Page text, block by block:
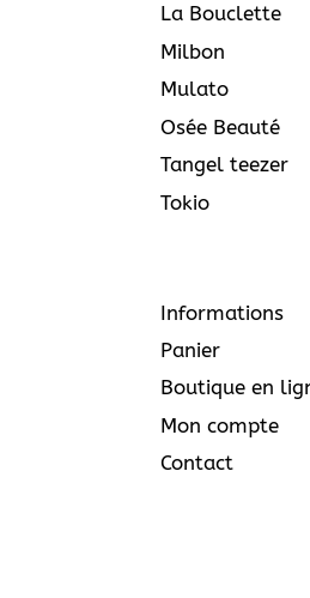
La Bouclette
Milbon
Mulato
Osée Beauté
Tangel teezer
Tokio
Informations
Panier
Boutique en
Mon compte
Contact